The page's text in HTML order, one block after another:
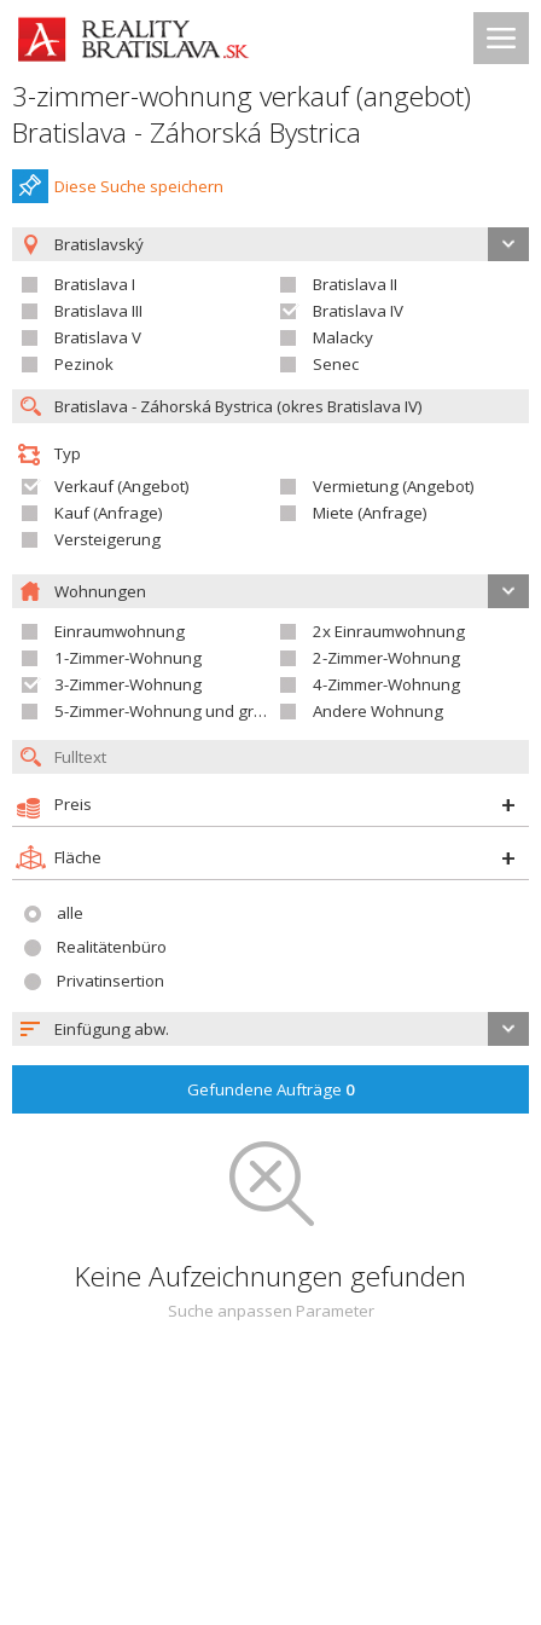
3-zimmer-wohnung verkauf (angebot)
Bratislava - Záhorská Bystrica
Diese Suche speichern
Bratislavský
Bratislava I
Bratislava II
Bratislava III
Bratislava IV
Bratislava V
Malacky
Pezinok
Senec
Typ
Verkauf (Angebot)
Vermietung (Angebot)
Kauf (Anfrage)
Miete (Anfrage)
Versteigerung
Wohnungen
Einraumwohnung
2x Einraumwohnung
1-Zimmer-Wohnung
2-Zimmer-Wohnung
3-Zimmer-Wohnung
4-Zimmer-Wohnung
5-Zimmer-Wohnung und größer
Andere Wohnung
Preis
Fläche
alle
Realitätenbüro
Privatinsertion
Einfügung abw.
Gefundene Aufträge 0
Keine Aufzeichnungen gefunden
Suche anpassen Parameter